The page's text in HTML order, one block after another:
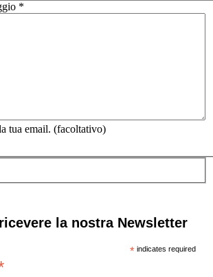
*
tua email. (facoltativo)
la nostra Newsletter
* indicates required